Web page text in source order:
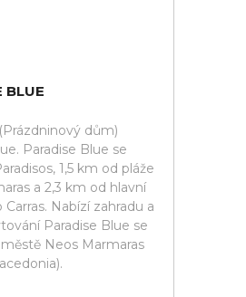
BLUE
dům)
Paradise Blue se
1,5 km od pláže
a 2,3 km od hlavní
Nabízí zahradu a
Paradise Blue se
Neos Marmaras